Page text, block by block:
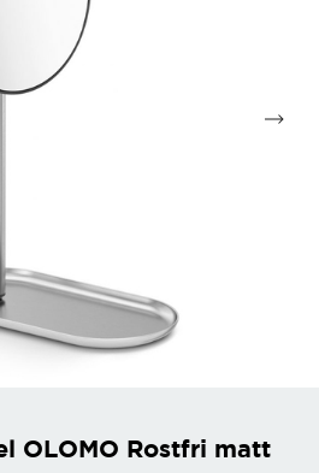
OLOMO Rostfri matt